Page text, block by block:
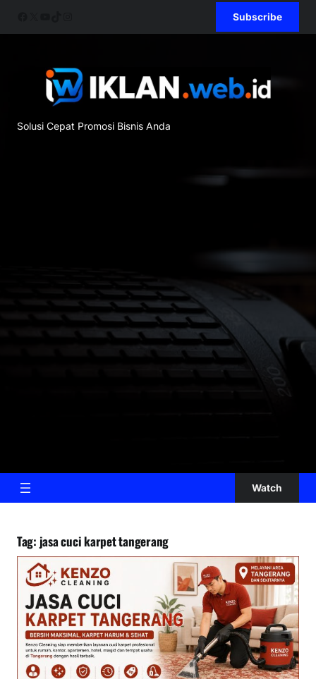
Subscribe
Solusi Cepat Promosi Bisnis Anda
Watch
Tag: jasa cuci karpet tangerang